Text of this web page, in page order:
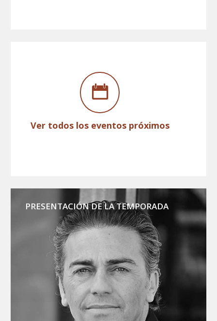
Ver todos los eventos próximos
PRESENTACIÓN DE LA TEMPORADA